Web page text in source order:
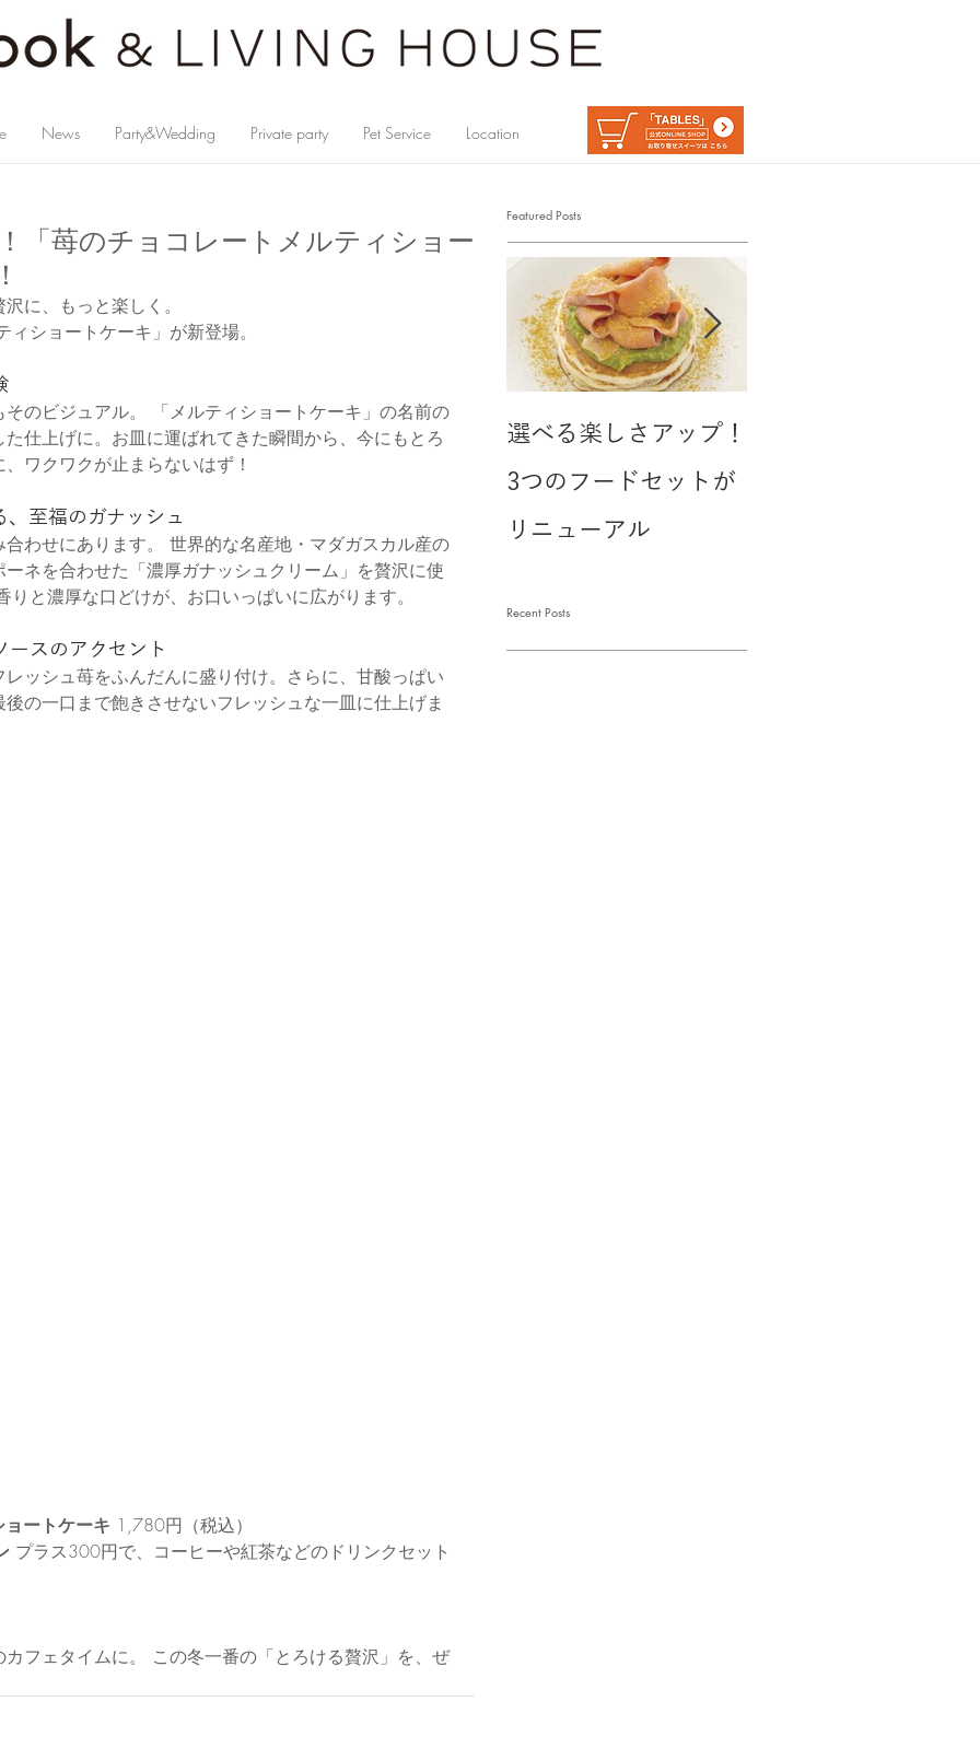
News Party&Wedding Private party Pet Service Location
「苺のチョコレートメルティショー
に、もっと楽しく。
ショートケーキ」が新登場。
のビジュアル。 「メルティショートケーキ」の名前の
仕上げに。お皿に運ばれてきた瞬間から、今にもとろ
ワクワクが止まらないはず！
至福のガナッシュ
わせにあります。 世界的な名産地・マダガスカル産の
ネを合わせた「濃厚ガナッシュクリーム」を贅沢に使
と濃厚な口どけが、お口いっぱいに広がります。
スのアクセント
ッシュ苺をふんだんに盛り付け。さらに、甘酸っぱい
の一口まで飽きさせないフレッシュな一皿に仕上げま
ートケーキ 1,780円（税込）
プラス300円で、コーヒーや紅茶などのドリンクセット
フェタイムに。 この冬一番の「とろける贅沢」を、ぜ
Featured Posts
選べる楽しさアップ！
3つのフードセットが
リニューアル
Recent Posts